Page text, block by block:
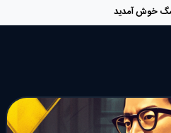
خوش آمدید